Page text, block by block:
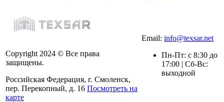
Copyright 2024 © Все права
защищены.
Российская Федерация, г. Смоленск,
пер. Перекопный, д. 16 Посмотреть на
карте
Email: info@texsar.net
Пн-Пт: с 8:30 до
17:00 | Сб-Вс:
выходной